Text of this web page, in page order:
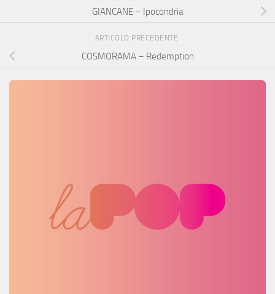
GIANCANE – Ipocondria
ARTICOLO PRECEDENTE
COSMORAMA – Redemption